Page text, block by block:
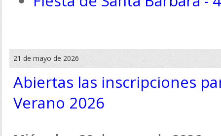
21 de mayo de 2026
Abiertas las inscripciones
Verano 2026